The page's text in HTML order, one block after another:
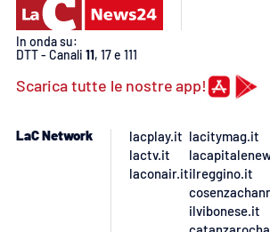
Vibo Valentia
Reggio Calabria
Lamezia Terme
In onda su:
DTT - Canali 11, 17 e 111
Scarica tutte le nostre app!
LaC Network
lacplay.it
lactv.it
laconair.it
lacitymag.it
ilreggino.it
ilvibonese.it